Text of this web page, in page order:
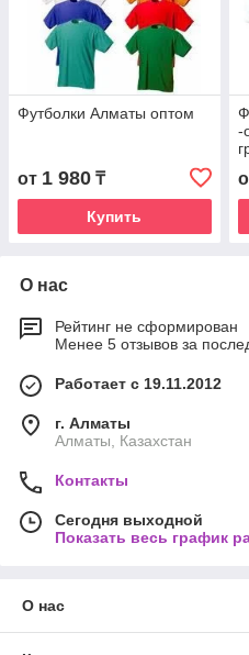
Футболки Алматы оптом
от 1 980 ₸
Купить
-
О нас
Рейтинг не сформирован
Менее 5 отзывов за
Работает с 19.11.2012
г. Алматы
Алматы, Казахстан
Контакты
Сегодня выходной
Показать весь график
О нас